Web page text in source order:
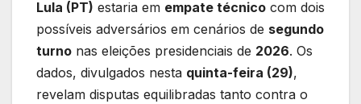
Lula (PT) estaria em empate técnico com dois
possíveis adversários em cenários de segundo
turno nas eleições presidenciais de 2026. Os
dados, divulgados nesta quinta-feira (29),
revelam disputas equilibradas tanto contra o